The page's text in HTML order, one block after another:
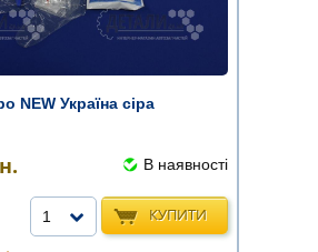
NEW Україна сіра
В наявності
КУПИТИ
1